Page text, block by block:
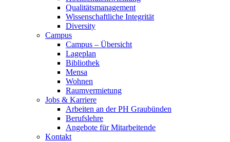
Qualitätsmanagement
Wissenschaftliche Integrität
Diversity
Campus
Campus – Übersicht
Lageplan
Bibliothek
Mensa
Wohnen
Raumvermietung
Jobs & Karriere
Arbeiten an der PH Graubünden
Berufslehre
Angebote für Mitarbeitende
Kontakt